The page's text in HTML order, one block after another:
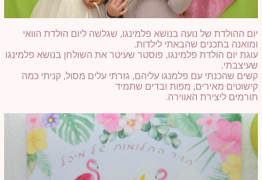
יום ההולדת של נועה בנושא פלמינגו, שגלשה ליום הולדת הוואי
ומואנה בתכנים שהבאתי לילדות.
עוגת יום הולדת פלמינגו, פוסטר שעיטר את השולחן בנושא פלמינגו
שעיצבתי.
קשים שהכנתי עם פלמנגו עליהם, גזרתי עלים מסול, קניתי כמה
קישוטים מאירים, מפות ובדים שתמיד
תורמים ליצירת האווירה.